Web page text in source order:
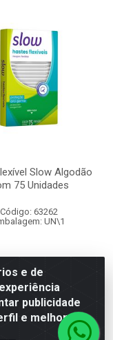
Slow Algodão
75 Unidades
Código: 63262
UN\1
seu login ou
se para
ver preços e
e de
publicidade
e melhorar a